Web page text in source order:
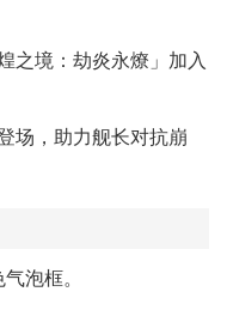
之境：劫炎永燎」加入
场，助力舰长对抗崩
泡框。